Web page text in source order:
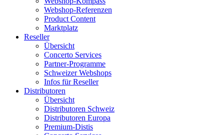
Webshop-Referenzen
Product Content
Marktplatz
Reseller
Übersicht
Concerto Services
Partner-Programme
Schweizer Webshops
Infos für Reseller
Distributoren
Übersicht
Distributoren Schweiz
Distributoren Europa
Premium-Distis